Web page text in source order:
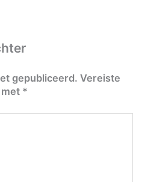
gepubliceerd. Vereiste
*